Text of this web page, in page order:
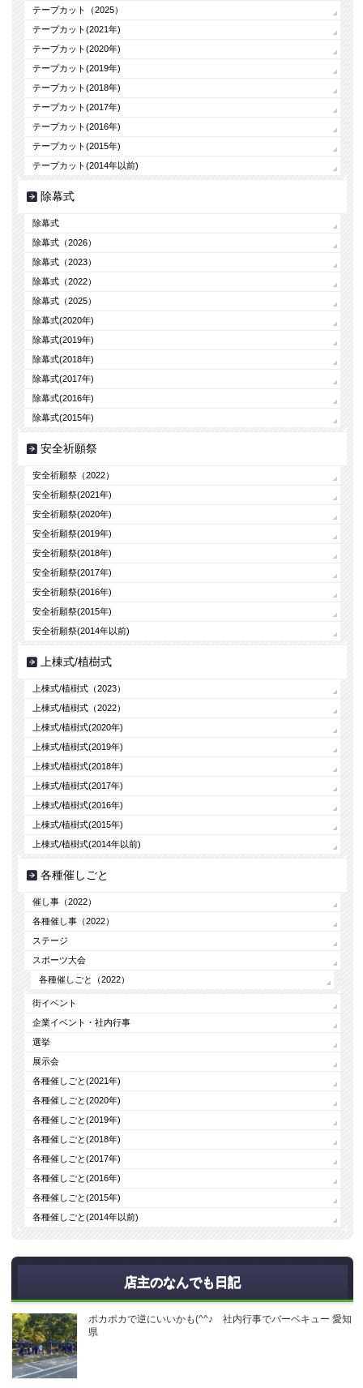
テープカット（2025）
テープカット(2021年)
テープカット(2020年)
テープカット(2019年)
テープカット(2018年)
テープカット(2017年)
テープカット(2016年)
テープカット(2015年)
テープカット(2014年以前)
除幕式
除幕式
除幕式（2026）
除幕式（2023）
除幕式（2022）
除幕式（2025）
除幕式(2020年)
除幕式(2019年)
除幕式(2018年)
除幕式(2017年)
除幕式(2016年)
除幕式(2015年)
安全祈願祭
安全祈願祭（2022）
安全祈願祭(2021年)
安全祈願祭(2020年)
安全祈願祭(2019年)
安全祈願祭(2018年)
安全祈願祭(2017年)
安全祈願祭(2016年)
安全祈願祭(2015年)
安全祈願祭(2014年以前)
上棟式/植樹式
上棟式/植樹式（2023）
上棟式/植樹式（2022）
上棟式/植樹式(2020年)
上棟式/植樹式(2019年)
上棟式/植樹式(2018年)
上棟式/植樹式(2017年)
上棟式/植樹式(2016年)
上棟式/植樹式(2015年)
上棟式/植樹式(2014年以前)
各種催しごと
催し事（2022）
各種催し事（2022）
ステージ
スポーツ大会
各種催しごと（2022）
街イベント
企業イベント・社内行事
選挙
展示会
各種催しごと(2021年)
各種催しごと(2020年)
各種催しごと(2019年)
各種催しごと(2018年)
各種催しごと(2017年)
各種催しごと(2016年)
各種催しごと(2015年)
各種催しごと(2014年以前)
店主のなんでも日記
ポカポカで逆にいいかも(^^♪ 社内行事でバーベキュー 愛知
県